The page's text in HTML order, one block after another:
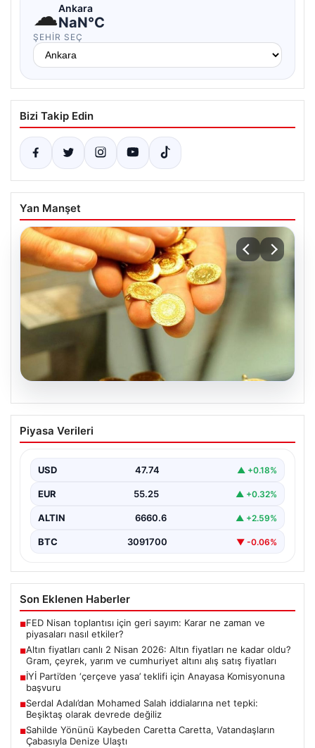
☁Ankara
NaN°C
ŞEHIR SEÇ
Bizi Takip Edin
Yan Manşet
07.08.2026
Altın fiyatları canlı 2 Nisan 2026: Altın
fiyatları ne kadar oldu? Gram, çeyrek,
fiyatları
Piyasa Verileri
USD 47.74 ▲ +0.18%
EUR 55.25 ▲ +0.32%
ALTIN 6660.6 ▲ +2.59%
BTC 3091700 ▼ -0.06%
Son Eklenen Haberler
■FED Nisan toplantısı için geri sayım: Karar ne zaman ve
piyasaları nasıl etkiler?
■Altın fiyatları canlı 2 Nisan 2026: Altın fiyatları ne kadar oldu?
Gram, çeyrek, yarım ve cumhuriyet altını alış satış fiyatları
■İYİ Parti’den ‘çerçeve yasa’ teklifi için Anayasa Komisyonuna
başvuru
■Serdal Adalı’dan Mohamed Salah iddialarına net tepki:
Beşiktaş olarak devrede değiliz
■Sahilde Yönünü Kaybeden Caretta Caretta, Vatandaşların
Çabasıyla Denize Ulaştı